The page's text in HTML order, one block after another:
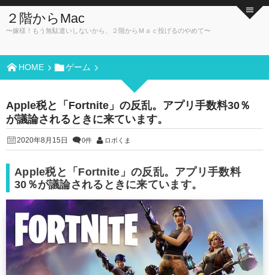
２階からMac
〜嫁様！もう無駄遣いしないから、２階からＭａｃ投げるのやめて〜
HOME ゲーム
Apple税と「Fortnite」の反乱。アプリ手数料30％
が議論されるときに来ています。
2020年8月15日 0件 ロボくま
Apple税と「Fortnite」の反乱。アプリ手数料
30％が議論されるときに来ています。